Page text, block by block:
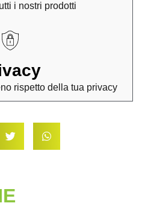
i nostri prodotti
rispetto della tua privacy